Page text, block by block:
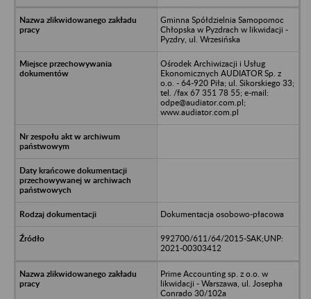
Gminna Spółdzielnia Samopomoc
Chłopska w Pyzdrach w likwidacji -
Pyzdry, ul. Wrzesińska
Ośrodek Archiwizacji i Usług
Ekonomicznych AUDIATOR Sp. z
o.o. - 64-920 Piła; ul. Sikorskiego 33;
tel. /fax 67 351 78 55; e-mail:
odpe@audiator.com.pl;
www.audiator.com.pl
Dokumentacja osobowo-płacowa
992700/611/64/2015-SAK;UNP:
2021-00303412
Prime Accounting sp. z o.o. w
likwidacji - Warszawa, ul. Josepha
Conrado 30/102a